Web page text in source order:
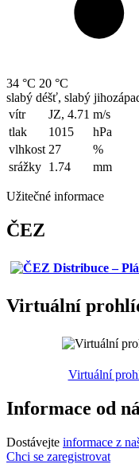
34 °C 20 °C
slabý déšť, slabý
vítr
JZ, 4.71 m/s
tlak
1015
hPa
vlhkost 27
%
srážky 1.74 mm
Užitečné informace
ČEZ
Virtuální
Virtuální
Informace od
Dostávejte informace z
Chci se zaregistrovat